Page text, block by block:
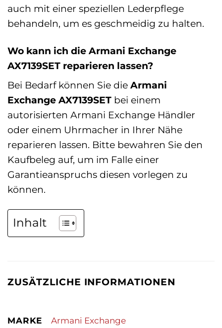
auch mit einer speziellen Lederpflege
behandeln, um es geschmeidig zu halten.
Wo kann ich die Armani Exchange
AX7139SET reparieren lassen?
Bei Bedarf können Sie die Armani
Exchange AX7139SET bei einem
autorisierten Armani Exchange Händler
oder einem Uhrmacher in Ihrer Nähe
reparieren lassen. Bitte bewahren Sie den
Kaufbeleg auf, um im Falle einer
Garantieanspruchs diesen vorlegen zu
können.
Inhalt
ZUSÄTZLICHE INFORMATIONEN
MARKE Armani Exchange